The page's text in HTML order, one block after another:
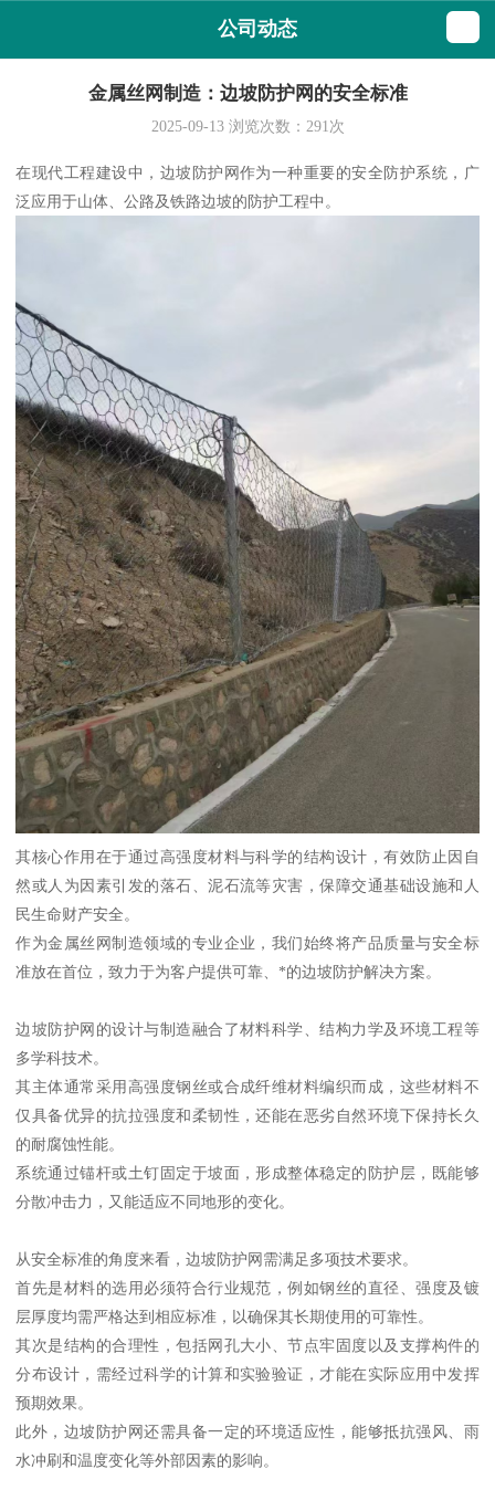
公司动态
金属丝网制造：边坡防护网的安全标准
2025-09-13浏览次数： 291次
在现代工程建设中，边坡防护网作为一种重要的安全防护系统，广
泛应用于山体、公路及铁路边坡的防护工程中。
其核心作用在于通过高强度材料与科学的结构设计，有效防止因自
然或人为因素引发的落石、泥石流等灾害，保障交通基础设施和人
民生命财产安全。
作为金属丝网制造领域的专业企业，我们始终将产品质量与安全标
准放在首位，致力于为客户提供可靠、*的边坡防护解决方案。
边坡防护网的设计与制造融合了材料科学、结构力学及环境工程等
多学科技术。
其主体通常采用高强度钢丝或合成纤维材料编织而成，这些材料不
仅具备优异的抗拉强度和柔韧性，还能在恶劣自然环境下保持长久
的耐腐蚀性能。
系统通过锚杆或土钉固定于坡面，形成整体稳定的防护层，既能够
分散冲击力，又能适应不同地形的变化。
从安全标准的角度来看，边坡防护网需满足多项技术要求。
首先是材料的选用必须符合行业规范，例如钢丝的直径、强度及镀
层厚度均需严格达到相应标准，以确保其长期使用的可靠性。
其次是结构的合理性，包括网孔大小、节点牢固度以及支撑构件的
分布设计，需经过科学的计算和实验验证，才能在实际应用中发挥
预期效果。
此外，边坡防护网还需具备一定的环境适应性，能够抵抗强风、雨
水冲刷和温度变化等外部因素的影响。